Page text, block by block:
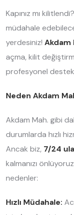
Kapınız mı
müdahale
yerdesiniz! Akdam
açma, kilit
profesyonel
Neden Akdam
Akdam Mah. gibi
durumlarda hızlı
Ancak biz, 7/24
kalmanızı
nedenler:
Hızlı Müdahale: